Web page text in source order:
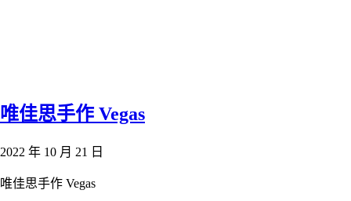
唯佳思手作 Vegas
2022 年 10 月 21 日
唯佳思手作 Vegas